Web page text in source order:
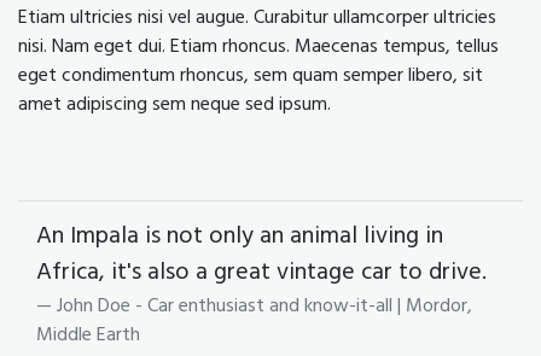
Etiam ultricies nisi vel augue. Curabitur ullamcorper ultricies
nisi. Nam eget dui. Etiam rhoncus. Maecenas tempus, tellus
eget condimentum rhoncus, sem quam semper libero, sit
amet adipiscing sem neque sed ipsum.
An Impala is not only an animal living in
Africa, it's also a great vintage car to drive.
John Doe - Car enthusiast and know-it-all | Mordor,
Middle Earth